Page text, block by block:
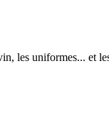
uniformes... et